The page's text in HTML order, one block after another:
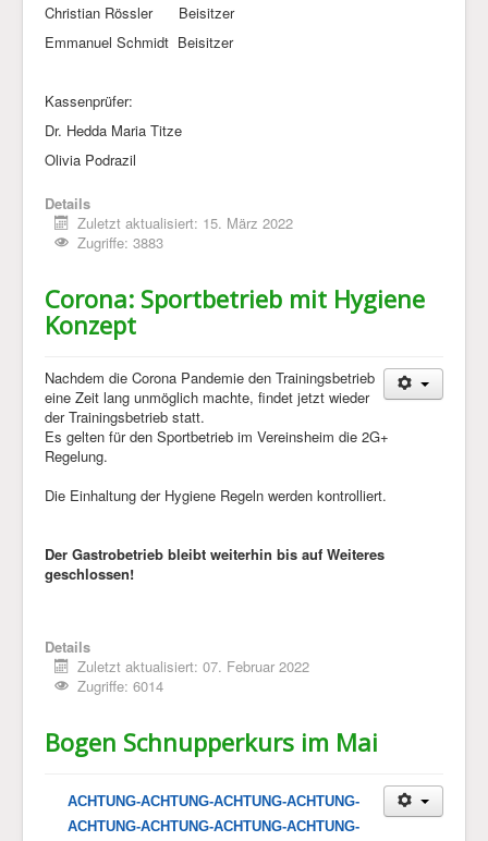
Christian Rössler Beisitzer
Emmanuel Schmidt Beisitzer
Kassenprüfer:
Dr. Hedda Maria Titze
Olivia Podrazil
Details
Zuletzt aktualisiert: 15. März 2022
Zugriffe: 3883
Corona: Sportbetrieb mit Hygiene
Konzept
Nachdem die Corona Pandemie den Trainingsbetrieb
eine Zeit lang unmöglich machte, findet jetzt wieder
der Trainingsbetrieb statt.
Es gelten für den Sportbetrieb im Vereinsheim die 2G+
Regelung.
Die Einhaltung der Hygiene Regeln werden kontrolliert.
Der Gastrobetrieb bleibt weiterhin bis auf Weiteres
geschlossen!
Details
Zuletzt aktualisiert: 07. Februar 2022
Zugriffe: 6014
Bogen Schnupperkurs im Mai
ACHTUNG-ACHTUNG-ACHTUNG-ACHTUNG-
ACHTUNG-ACHTUNG-ACHTUNG-ACHTUNG-